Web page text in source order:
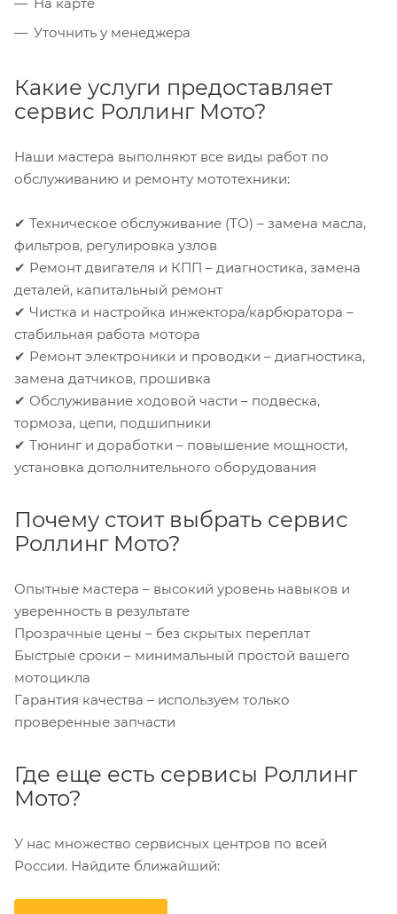
Уточнить у менеджера
Какие услуги предоставляет
сервис Роллинг Мото?
Наши мастера выполняют все виды работ по
обслуживанию и ремонту мототехники:
✔ Техническое обслуживание (ТО) – замена масла,
фильтров, регулировка узлов
✔ Ремонт двигателя и КПП – диагностика, замена
деталей, капитальный ремонт
✔ Чистка и настройка инжектора/карбюратора –
стабильная работа мотора
✔ Ремонт электроники и проводки – диагностика,
замена датчиков, прошивка
✔ Обслуживание ходовой части – подвеска,
тормоза, цепи, подшипники
✔ Тюнинг и доработки – повышение мощности,
установка дополнительного оборудования
Почему стоит выбрать сервис
Роллинг Мото?
Опытные мастера – высокий уровень навыков и
уверенность в результате
Прозрачные цены – без скрытых переплат
Быстрые сроки – минимальный простой вашего
мотоцикла
Гарантия качества – используем только
проверенные запчасти
Где еще есть сервисы Роллинг
Мото?
У нас множество сервисных центров по всей
России. Найдите ближайший: